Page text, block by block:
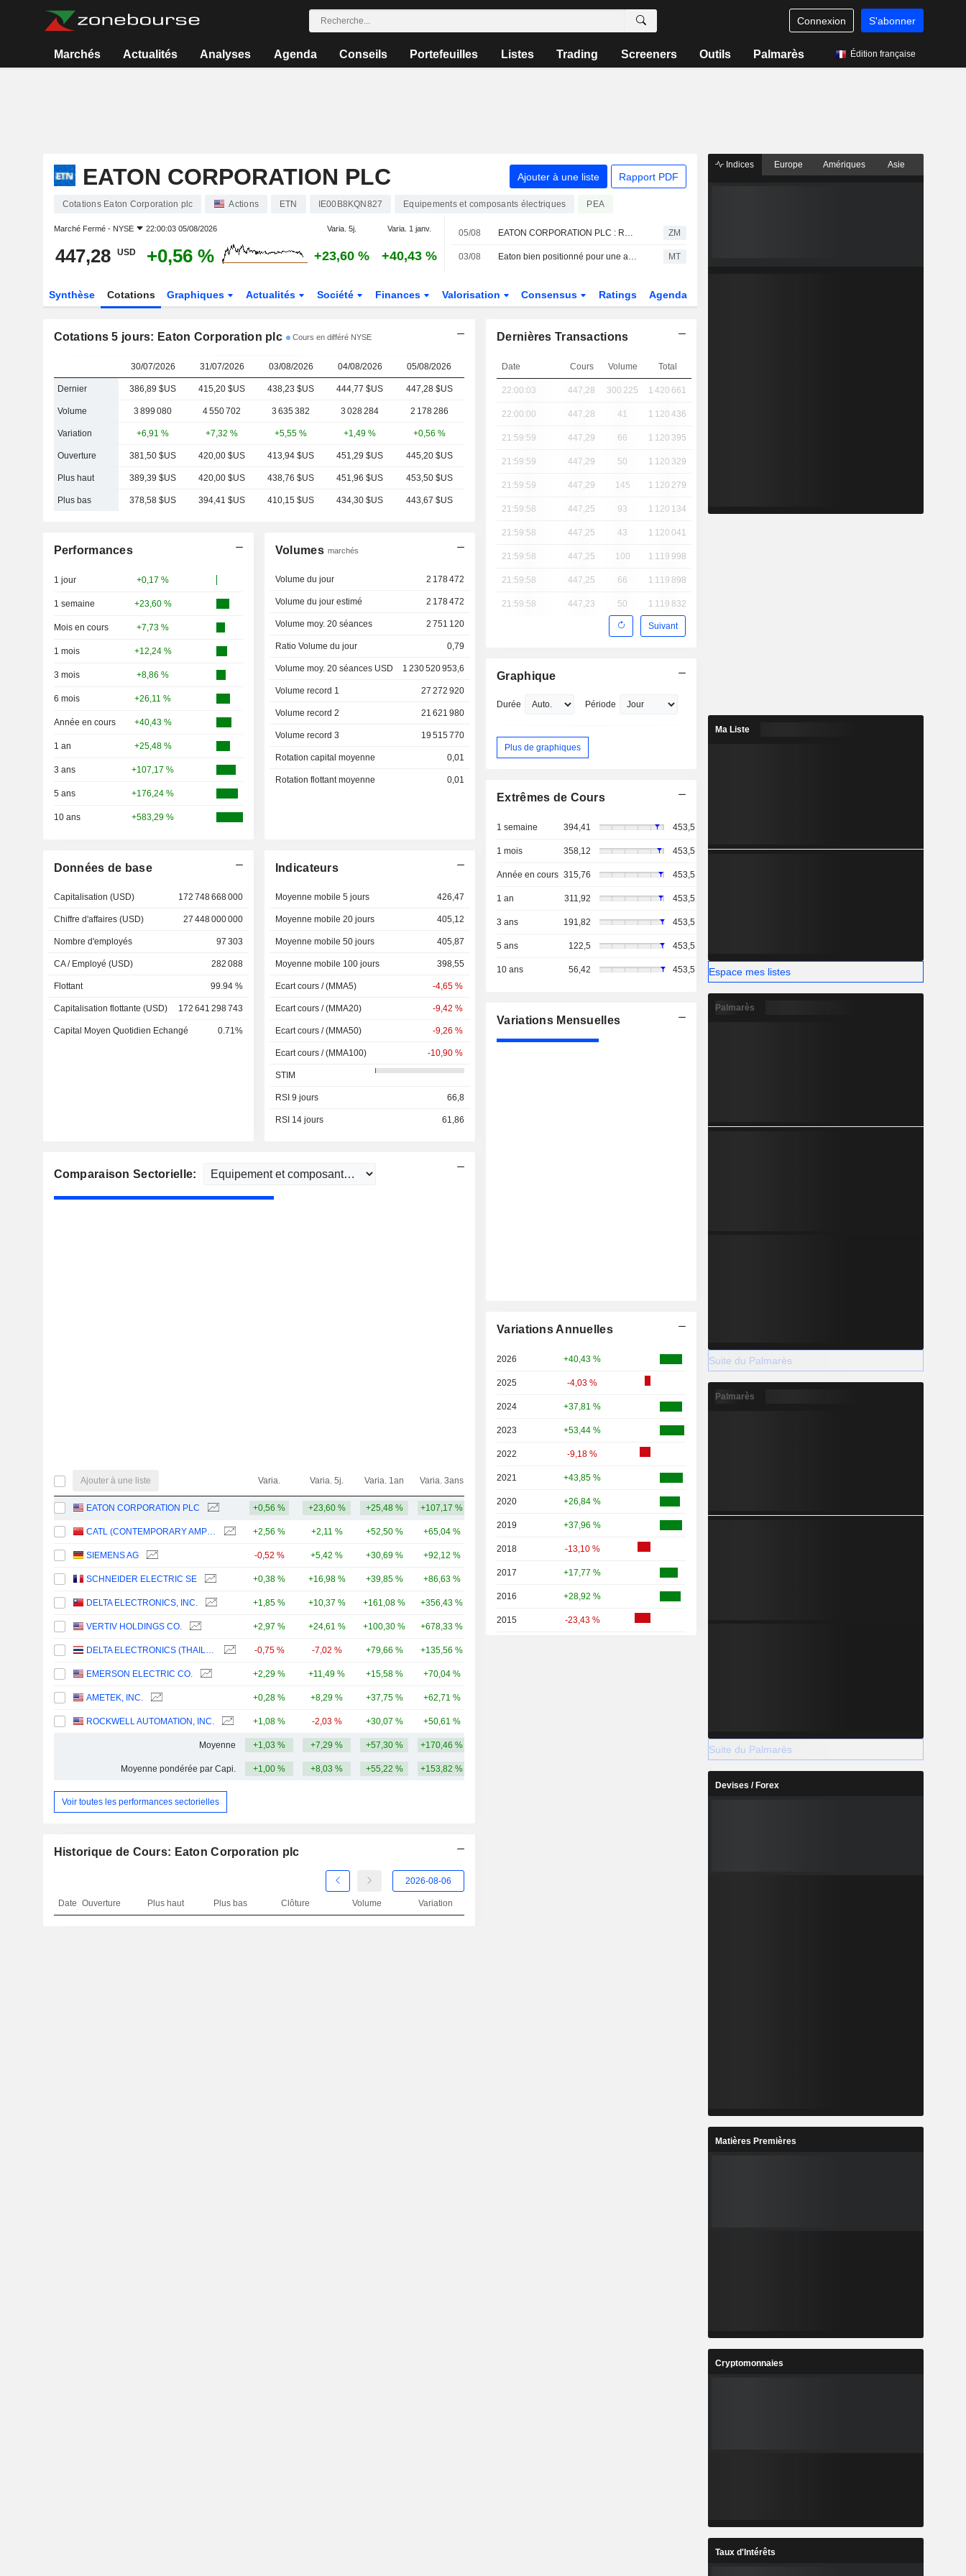
Connexion S'abonner
Marchés Actualités Analyses Agenda Conseils Portefeuilles Listes Trading Screeners Outils Palmarès Édition française
EATON CORPORATION PLC Ajouter à une liste Rapport PDF
Cotations Eaton Corporation plc Actions ETN IE00B8KQN827 Equipements et composants électriques PEA
Marché Fermé - NYSE 22:00:03 05/08/2026 Varia. 5j. Varia. 1 janv.
447,28 USD +0,56 % +23,60 % +40,43 %
05/08 EATON CORPORATION PLC : Raymond James persiste à l'achat ZM
03/08 Eaton bien positionné pour une accélération de la croissance grâce au carnet de commandes des centres de données, selon RBC MT
Synthèse Cotations Graphiques Actualités Société Finances Valorisation Consensus Ratings Agenda
Cotations 5 jours: Eaton Corporation plc Cours en différé NYSE
30/07/2026 31/07/2026 03/08/2026 04/08/2026 05/08/2026
Dernier 386,89 $US 415,20 $US 438,23 $US 444,77 $US 447,28 $US
Volume 3 899 080 4 550 702 3 635 382 3 028 284 2 178 286
Variation +6,91 % +7,32 % +5,55 % +1,49 % +0,56 %
Ouverture 381,50 $US 420,00 $US 413,94 $US 451,29 $US 445,20 $US
Plus haut 389,39 $US 420,00 $US 438,76 $US 451,96 $US 453,50 $US
Plus bas 378,58 $US 394,41 $US 410,15 $US 434,30 $US 443,67 $US
Performances
1 jour +0,17 %
1 semaine +23,60 %
Mois en cours +7,73 %
1 mois +12,24 %
3 mois +8,86 %
6 mois +26,11 %
Année en cours +40,43 %
1 an +25,48 %
3 ans +107,17 %
5 ans +176,24 %
10 ans +583,29 %
Volumes marchés
Volume du jour 2 178 472
Volume du jour estimé 2 178 472
Volume moy. 20 séances 2 751 120
Ratio Volume du jour 0,79
Volume moy. 20 séances USD 1 230 520 953,6
Volume record 1 27 272 920
Volume record 2 21 621 980
Volume record 3 19 515 770
Rotation capital moyenne 0,01
Rotation flottant moyenne 0,01
Données de base
Capitalisation (USD) 172 748 668 000
Chiffre d'affaires (USD) 27 448 000 000
Nombre d'employés 97 303
CA / Employé (USD) 282 088
Flottant 99.94 %
Capitalisation flottante (USD) 172 641 298 743
Capital Moyen Quotidien Echangé 0.71%
Indicateurs
Moyenne mobile 5 jours 426,47
Moyenne mobile 20 jours 405,12
Moyenne mobile 50 jours 405,87
Moyenne mobile 100 jours 398,55
Ecart cours / (MMA5) -4,65 %
Ecart cours / (MMA20) -9,42 %
Ecart cours / (MMA50) -9,26 %
Ecart cours / (MMA100) -10,90 %
STIM
RSI 9 jours 66,8
RSI 14 jours 61,86
Comparaison Sectorielle:
Ajouter à une liste Varia. Varia. 5j. Varia. 1an Varia. 3ans Capi.($)
EATON CORPORATION PLC +0,56 % +23,60 % +25,48 % +107,17 %
CATL (CONTEMPORARY AMPEREX TECHNOLOGY) +2,56 % +2,11 % +52,50 % +65,04 %
SIEMENS AG -0,52 % +5,42 % +30,69 % +92,12 %
SCHNEIDER ELECTRIC SE +0,38 % +16,98 % +39,85 % +86,63 %
DELTA ELECTRONICS, INC. +1,85 % +10,37 % +161,08 % +356,43 %
VERTIV HOLDINGS CO. +2,97 % +24,61 % +100,30 % +678,33 %
DELTA ELECTRONICS (THAILAND) -0,75 % -7,02 % +79,66 % +135,56 %
EMERSON ELECTRIC CO. +2,29 % +11,49 % +15,58 % +70,04 %
AMETEK, INC. +0,28 % +8,29 % +37,75 % +62,71 %
ROCKWELL AUTOMATION, INC. +1,08 % -2,03 % +30,07 % +50,61 %
Moyenne +1,03 % +7,29 % +57,30 % +170,46 %
Moyenne pondérée par Capi. +1,00 % +8,03 % +55,22 % +153,82 %
Voir toutes les performances sectorielles
Historique de Cours: Eaton Corporation plc
Date Ouverture Plus haut Plus bas Clôture Volume Variation
Dernières Transactions
Date Cours Volume Total
22:00:03 447,28 300 225 1 420 661
22:00:00 447,28 41 1 120 436
21:59:59 447,29 66 1 120 395
21:59:59 447,29 50 1 120 329
21:59:59 447,29 145 1 120 279
21:59:58 447,25 93 1 120 134
21:59:58 447,25 43 1 120 041
21:59:58 447,25 100 1 119 998
21:59:58 447,25 66 1 119 898
21:59:58 447,23 50 1 119 832
Suivant
Graphique
Durée Période
Plus de graphiques
Extrêmes de Cours
1 semaine 394,41 453,5
1 mois 358,12 453,5
Année en cours 315,76 453,5
1 an 311,92 453,5
3 ans 191,82 453,5
5 ans 122,5 453,5
10 ans 56,42 453,5
Variations Mensuelles
Variations Annuelles
2026 +40,43 %
2025 -4,03 %
2024 +37,81 %
2023 +53,44 %
2022 -9,18 %
2021 +43,85 %
2020 +26,84 %
2019 +37,96 %
2018 -13,10 %
2017 +17,77 %
2016 +28,92 %
2015 -23,43 %
Indices Europe Amériques Asie
Ma Liste
Espace mes listes
Palmarès
Suite du Palmarès
Palmarès
Suite du Palmarès
Devises / Forex
Matières Premières
Cryptomonnaies
Taux d'Intérêts